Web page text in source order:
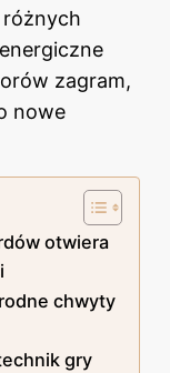
zagram,
nowe
otwiera
chwyty
gry